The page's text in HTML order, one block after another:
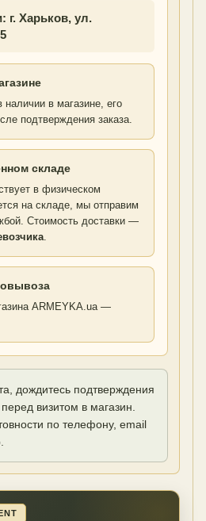
г. Харьков, ул.
наличии в магазине, его
подтверждения заказа.
складе
в физическом
на складе, мы отправим
Стоимость доставки —
ARMEYKA.ua —
дождитесь подтверждения
перед визитом в магазин.
по телефону, email